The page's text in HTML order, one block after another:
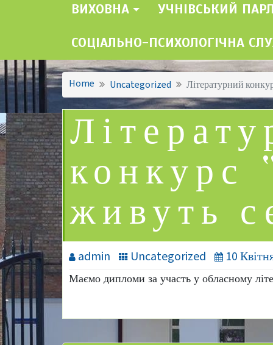
ВИХОВНА УЧНІВСЬКИЙ
СОЦІАЛЬНО-ПСИХОЛОГІЧНА
Home Uncategorized Літературний
конкурс
живуть
admin Uncategorized 10
Маємо дипломи за участь у обласному